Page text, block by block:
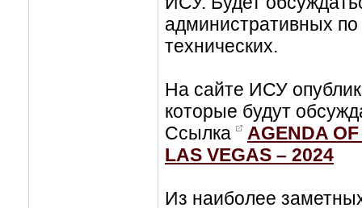
административных
технических.
На сайте ИСУ
которые будут
Ссылка
AGENDA
LAS VEGAS – 2024
Из наиболее